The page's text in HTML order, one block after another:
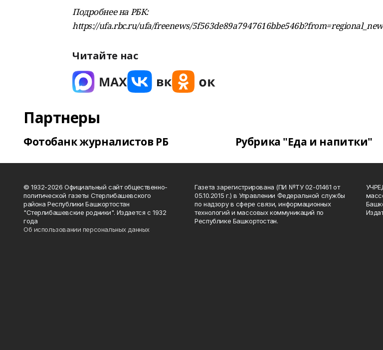
Подробнее на РБК:
https://ufa.rbc.ru/ufa/freenews/
Читайте нас
Партнеры
Фотобанк журналистов РБ Рубрика "Еда и напитки"
© 1932-2026 Официальный сайт общественно-
политической газеты Стерлибашевского
района Республики Башкортостан
"Стерлибашевские родники". Издается с 1932
года
Об использовании персональных данных
Газета зарегистрирована (ПИ №ТУ 02-01461 от
05.10.2015 г.) в Управлении Федеральной службы
по надзору в сфере связи, информационных
технологий и массовых коммуникаций по
Республике Башкортостан.